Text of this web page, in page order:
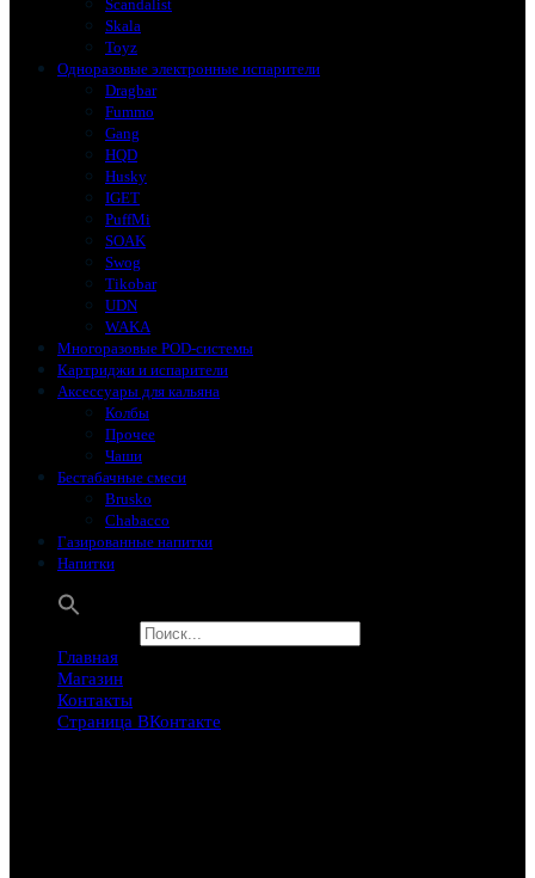
Scandalist
Skala
Toyz
Одноразовые электронные испарители
Dragbar
Fummo
Gang
HQD
Husky
IGET
PuffMi
SOAK
Swog
Tikobar
UDN
WAKA
Многоразовые POD-системы
Картриджи и испарители
Аксессуары для кальяна
Колбы
Прочее
Чаши
Бестабачные смеси
Brusko
Chabacco
Газированные напитки
Напитки
Главная
Магазин
Контакты
Страница ВКонтакте